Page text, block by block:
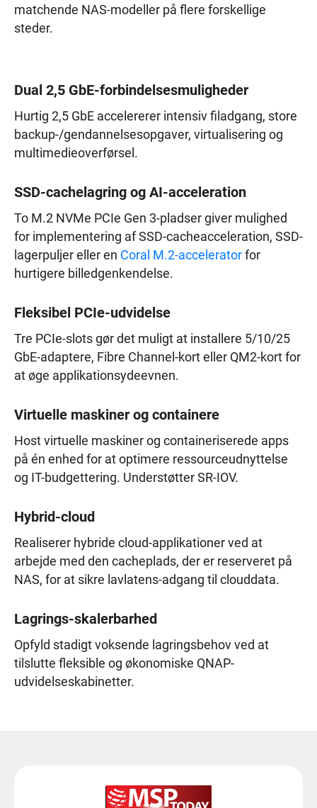
matchende NAS-modeller på flere forskellige
steder.
Dual 2,5 GbE-forbindelsesmuligheder
Hurtig 2,5 GbE accelererer intensiv filadgang, store
backup-/gendannelsesopgaver, virtualisering og
multimedieoverførsel.
SSD-cachelagring og AI-acceleration
To M.2 NVMe PCIe Gen 3-pladser giver mulighed
for implementering af SSD-cacheacceleration, SSD-
lagerpuljer eller en Coral M.2-accelerator for
hurtigere billedgenkendelse.
Fleksibel PCIe-udvidelse
Tre PCIe-slots gør det muligt at installere 5/10/25
GbE-adaptere, Fibre Channel-kort eller QM2-kort for
at øge applikationsydeevnen.
Virtuelle maskiner og containere
Host virtuelle maskiner og containeriserede apps
på én enhed for at optimere ressourceudnyttelse
og IT-budgettering. Understøtter SR-IOV.
Hybrid-cloud
Realiserer hybride cloud-applikationer ved at
arbejde med den cacheplads, der er reserveret på
NAS, for at sikre lavlatens-adgang til clouddata.
Lagrings-skalerbarhed
Opfyld stadigt voksende lagringsbehov ved at
tilslutte fleksible og økonomiske QNAP-
udvidelseskabinetter.